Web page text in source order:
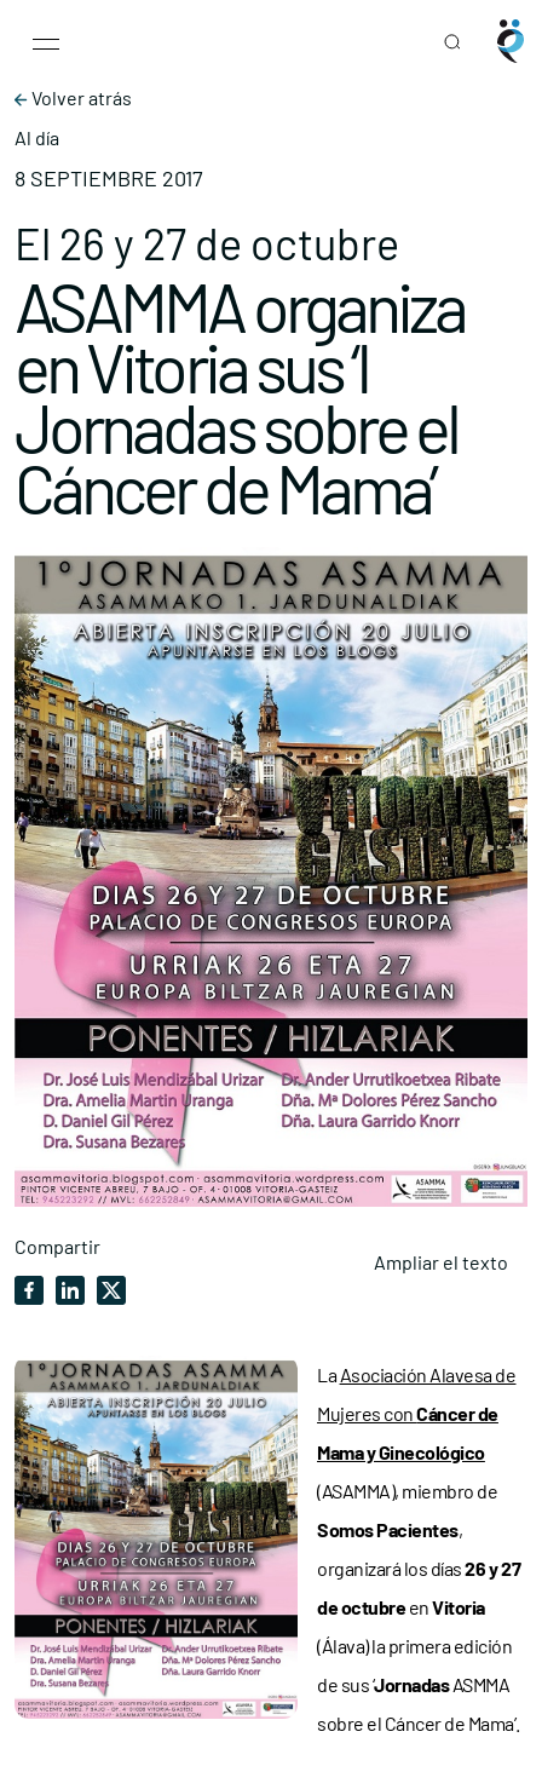
Main Navigation
Volver atrás
Al día
8 SEPTIEMBRE 2017
El 26 y 27 de octubre
ASAMMA organiza
en Vitoria sus ‘I
Jornadas sobre el
Cáncer de Mama’
Compartir
Ampliar el texto
LaAsociación Alavesa de
Mujeres conCáncer de
Mama y Ginecológico
(ASAMMA), miembro de
Somos Pacientes,
organizará los días26 y 27
de octubreenVitoria
(Álava) la primera edición
de sus ‘JornadasASMMA
sobre el Cáncer de Mama’.